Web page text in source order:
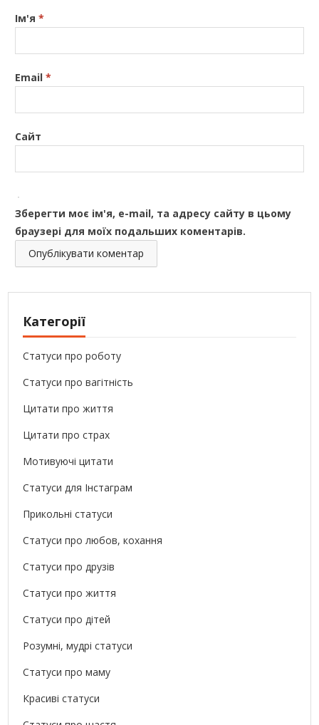
Ім'я*
Email*
Сайт
Зберегти моє ім'я, e-mail, та адресу сайту в цьому
браузері для моїх подальших коментарів.
Категорії
Статуси про роботу
Статуси про вагітність
Цитати про життя
Цитати про страх
Мотивуючі цитати
Статуси для Інстаграм
Прикольні статуси
Статуси про любов, кохання
Статуси про друзів
Статуси про життя
Статуси про дітей
Розумні, мудрі статуси
Статуси про маму
Красиві статуси